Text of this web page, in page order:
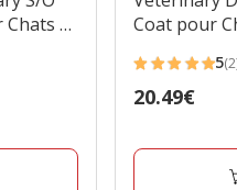
Chats -
Coat pour
5
étoiles
2
5
Prix
20.49€